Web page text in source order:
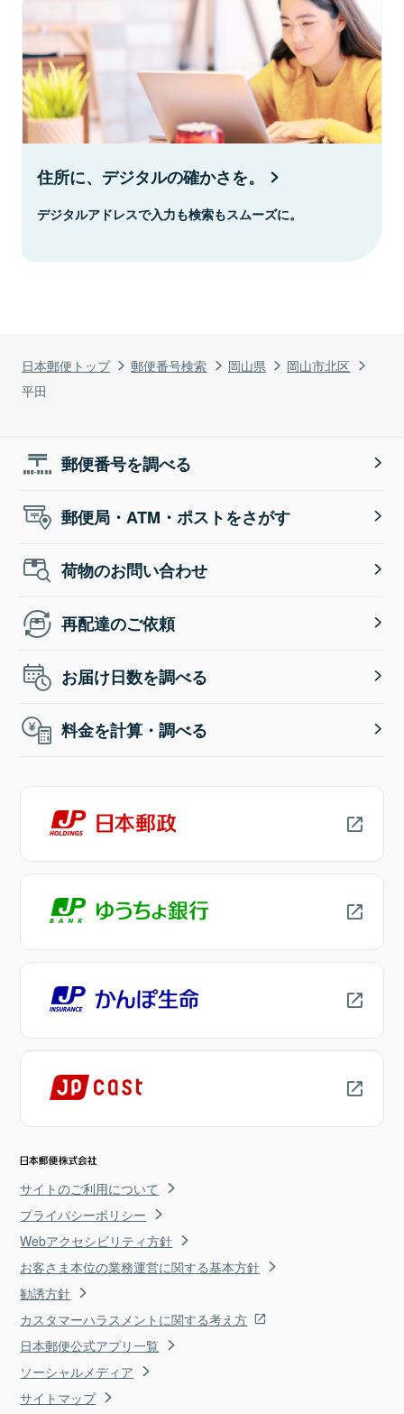
日本郵便トップ 郵便番号検索 岡山県
岡山市北区
平田
住所に、デジタルの確かさを。
デジタルアドレスで入力も検索もスムーズに。
郵便番号を調べる
郵便局・ATM・ポストをさがす
荷物のお問い合わせ
再配達のご依頼
お届け日数を調べる
料金を計算・調べる
サイトのご利用について
プライバシーポリシー
Webアクセシビリティ方針
お客さま本位の業務運営に関する基本方針
勧誘方針
カスタマーハラスメントに関する考え方
日本郵便公式アプリ一覧
ソーシャルメディア
サイトマップ